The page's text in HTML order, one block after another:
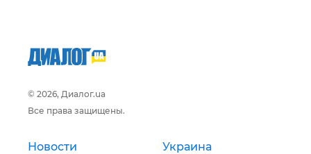
© 2026, Диалог.ua
Все права защищены.
Новости Украина